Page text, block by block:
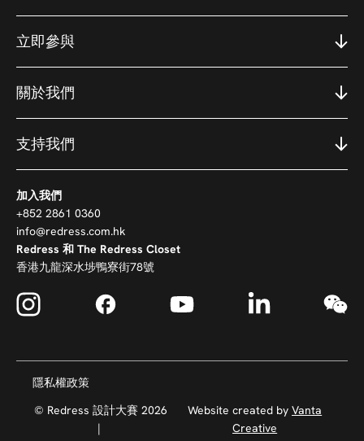
立即參與
關於我們
支持我們
加入我們
+852 2861 0360
info@redress.com.hk
Redress 和 The Redress Closet
香港九龍深水埗鴨寮街78號
隱私權政策
© Redress 設計大賽 2026
|
Website created byVanta
Creative